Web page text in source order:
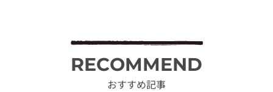
RECOMMEND
おすすめ記事